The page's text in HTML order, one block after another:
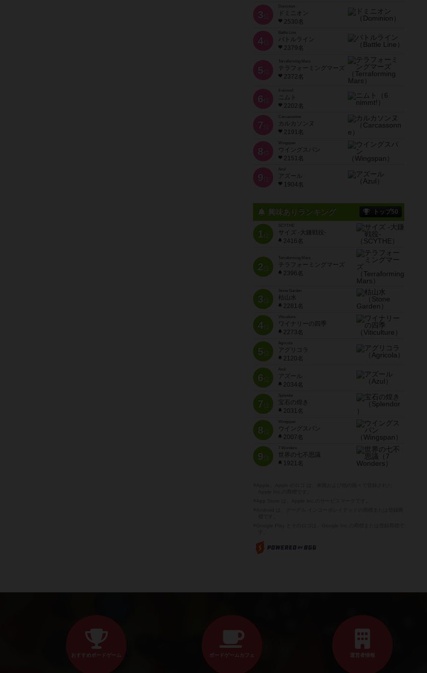
3 位
ドミニオン
2530名
4位
Battle Line
バトルライン
2379名
5 位
Terraforming Mars
テラフォーミングマーズ
2372名
6 位
ニムト
2202名
7 位
Carcassonne
カルカソンヌ
2191名
8 位
Wingspan
ウイングスパン
2151名
9 位
Azul
アズール
1904名
興味ありランキング トップ50
1位
SCYTHE
サイズ -大鎌戦役-
2416名
2位
Terraforming Mars
テラフォーミングマーズ
2396名
3位
Stone Garden
枯山水
2281名
4位
Viticulture
ワイナリーの四季
2273名
5位
Agricola
アグリコラ
2120名
6位
Azul
アズール
2034名
7位
宝石の煌き
2031名
8位
Wingspan
ウイングスパン
2007名
9位
7 Wonders
世界の七不思議
1921名
おすすめボードゲーム ボードゲームカフェ 運営者情報